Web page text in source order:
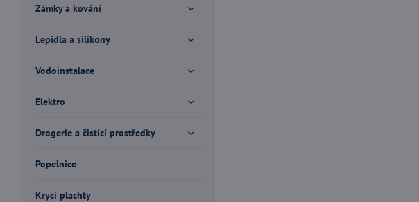
Zámky a kování
Lepidla a silikony
Vodoinstalace
Elektro
Drogerie a čistící prostředky
Popelnice
Krycí plachty